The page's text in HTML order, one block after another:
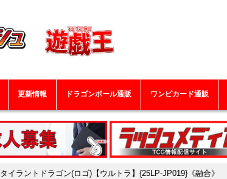
更新情報 ドラゴンボール通販 ワンピカード通販
イラントドラゴン(ロゴ)【ウルトラ】{25LP-JP019}《融合》